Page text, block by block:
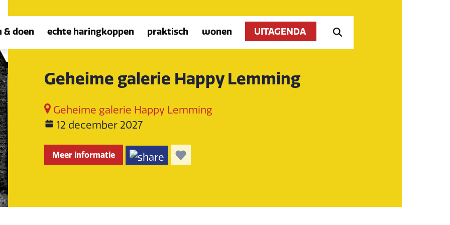
& doen echte haringkoppen praktisch wonen UITAGENDA
Geheime galerie Happy Lemming
Geheime galerie Happy Lemming
12 december 2027
Meer informatie